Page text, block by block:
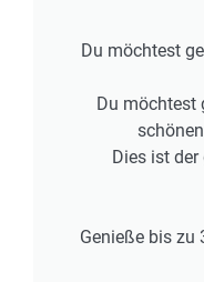
Du möchtest
Du möchtest
Dies ist
Genieße bis zu